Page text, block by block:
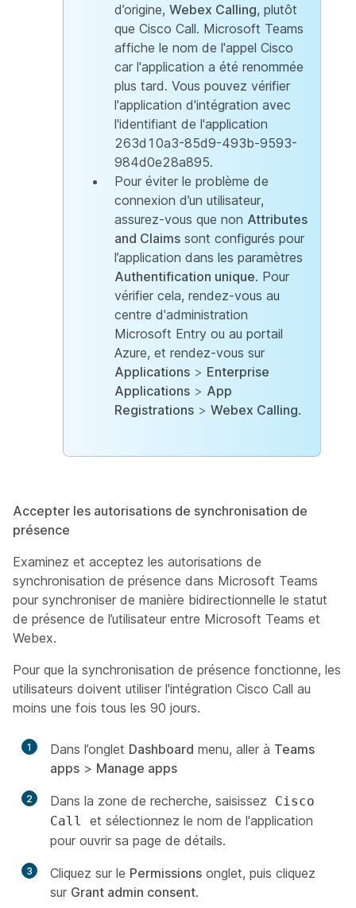
d’origine, Webex Calling, plutôt
que Cisco Call. Microsoft Teams
affiche le nom de l'appel Cisco
car l'application a été renommée
plus tard. Vous pouvez vérifier
l'application d'intégration avec
l'identifiant de l'application
263d10a3-85d9-493b-9593-
984d0e28a895.
Pour éviter le problème de
connexion d’un utilisateur,
assurez-vous que non Attributes
and Claims sont configurés pour
l’application dans les paramètres
Authentification unique. Pour
vérifier cela, rendez-vous au
centre d'administration
Microsoft Entry ou au portail
Azure, et rendez-vous sur
Applications > Enterprise
Applications > App
Registrations > Webex Calling.
Accepter les autorisations de synchronisation de
présence
Examinez et acceptez les autorisations de
synchronisation de présence dans Microsoft Teams
pour synchroniser de manière bidirectionnelle le statut
de présence de l’utilisateur entre Microsoft Teams et
Webex.
Pour que la synchronisation de présence fonctionne, les
utilisateurs doivent utiliser l'intégration Cisco Call au
moins une fois tous les 90 jours.
1 Dans l’onglet Dashboard menu, aller à Teams
apps > Manage apps
2 Dans la zone de recherche, saisissez
Cisco
Call
et sélectionnez le nom de l'application
pour ouvrir sa page de détails.
3 Cliquez sur le Permissions onglet, puis cliquez
sur Grant admin consent.